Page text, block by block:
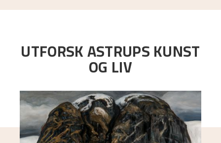
UTFORSK ASTRUPS KUNST
OG LIV